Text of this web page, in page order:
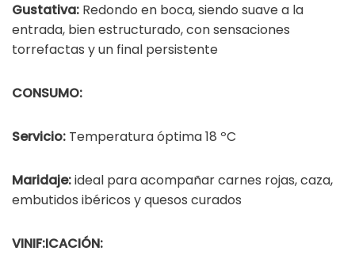
Gustativa: Redondo en boca, siendo suave a la
entrada, bien estructurado, con sensaciones
torrefactas y un final persistente
CONSUMO:
Servicio: Temperatura óptima 18 ºC
Maridaje:ideal para acompañar carnes rojas, caza,
embutidos ibéricos y quesos curados
VINIF:ICACIÓN: